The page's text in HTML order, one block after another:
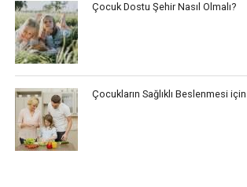
Çocuk Dostu Şehir Nasıl Olmalı?
Çocukların Sağlıklı Beslenmesi